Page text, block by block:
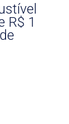
R$ 1